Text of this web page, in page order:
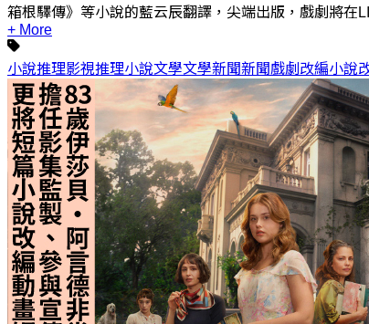
箱根驛傳》等小說的藍云辰翻譯，尖端出版，戲劇將在
+ More
小說推理影視推理小說文學文學新聞新聞戲劇 改編小說